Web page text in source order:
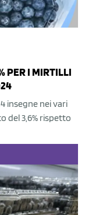
PER I MIRTILLI
insegne nei vari
del 3,6% rispetto